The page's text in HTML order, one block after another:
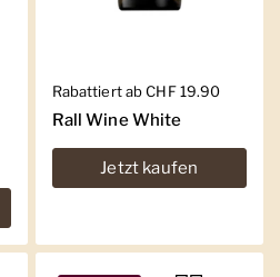
Regulärer Preis
Rabattiert ab CHF 19.90
Rall Wine White
Jetzt kaufen